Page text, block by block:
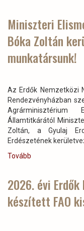
Tarjánban)
NATURA
2000-
es
erdőkezelése)
Miniszteri
Bóka Zoltán
munkatársunk!
Az Erdők Nemzetközi
Rendezvényházban
Agrárminisztérium
Államtitkárától
Zoltán, a Gyulaj
Erdészetének
Tovább
díjban
részesült
Bóka
2026. évi
készített FAO